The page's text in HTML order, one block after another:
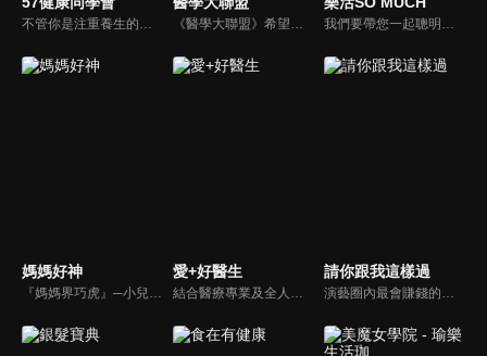
媽媽好神
『媽媽界巧虎』─小兒科醫師黃瑽寧，『國民媽媽』─鍾欣凌，兩人領軍擁有十八般武藝的好神媽媽團，為全台媽媽們發聲，所有育兒新知，家庭秘辛，全家大小健康，都會在《媽媽好神》一一解惑！
愛+好醫生
結合醫療專業及全人關懷的新型態節目，主持人黃瑽寧醫師親訪家庭，跨領域醫療顧問團全方位檢視，提供最完整、實用和正確的資訊來守護孩子的健康。
請你跟我這樣過
演藝圈內最會賺錢的侯昌明，以親身經歷教你理財；採訪經歷豐沛的黃文華，把所見所聞通通報你哉。不論是理財知識、兩性問題、生活資訊，完全貼近市井小民的所需所求，保證讓你生活過更好！